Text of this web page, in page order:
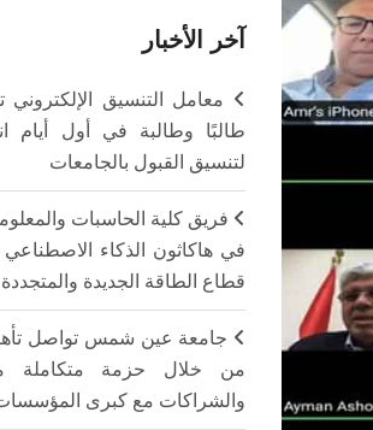
آخر الأخبار
طالبًا وطالبة في أول أيام
لتنسيق القبول بالجامعات
فريق كلية الحاسبات
في هاكاثون الذكاء
قطاع الطاقة الجديدة والمتجددة
جامعة عين شمس تواصل
من خلال حزمة متكاملة من
والشراكات مع كبرى المؤسسات